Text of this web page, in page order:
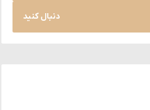
دنبال کنید